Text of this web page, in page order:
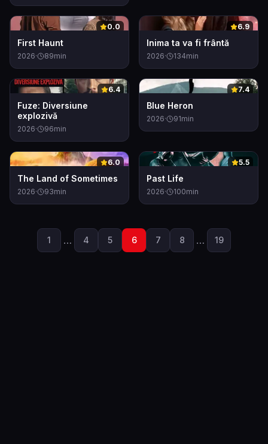
0 0.0
First Haunt
2026· 89min
0 6.9
Inima ta va fi frântă
2026· 134min
0 6.4
Fuze: Diversiune
explozivă
2026· 96min
0 7.4
Blue Heron
2026· 91min
0 6.0
The Land of Sometimes
2026· 93min
0 5.5
Past Life
2026· 100min
1 … 4 5 6 7 8 … 19